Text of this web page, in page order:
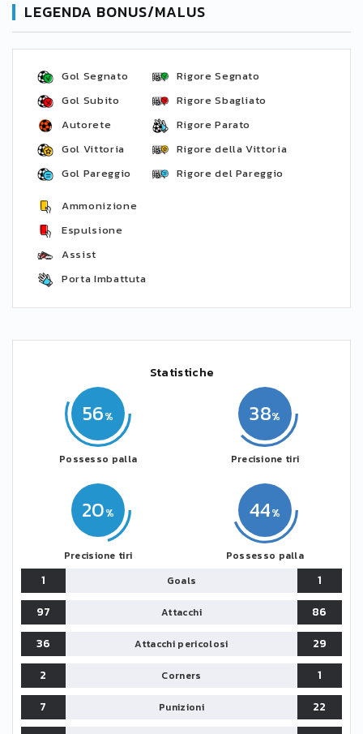
LEGENDA BONUS/MALUS
Gol Segnato
Gol Subito
Autorete
Gol Vittoria
Gol Pareggio
Rigore Segnato
Rigore Sbagliato
Rigore Parato
Rigore della Vittoria
Rigore del Pareggio
Ammonizione
Espulsione
Assist
Porta Imbattuta
Statistiche
56
Possesso palla
20
Precisione tiri
44
Possesso palla
38
Precisione tiri
1 Goals
1
97
Attacchi
86
36
Attacchi pericolosi
29
2
Corners
1
7
Punizioni
22